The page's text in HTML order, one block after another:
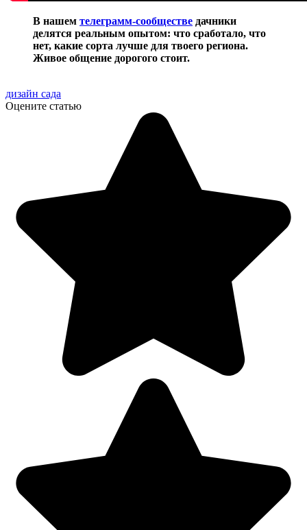
В нашем телеграмм-сообществе дачники
делятся реальным опытом: что сработало, что
нет, какие сорта лучше для твоего региона.
Живое общение дорогого стоит.
дизайн сада
Оцените статью